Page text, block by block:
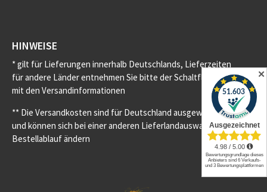
HINWEISE
* gilt für Lieferungen innerhalb Deutschlands, Lieferzeiten
für andere Länder entnehmen Sie bitte der Schaltfläche
mit den Versandinformationen
** Die Versandkosten sind für Deutschland ausgewiesen
und können sich bei einer anderen Lieferlandauswahl im
Bestellablauf ändern
✕